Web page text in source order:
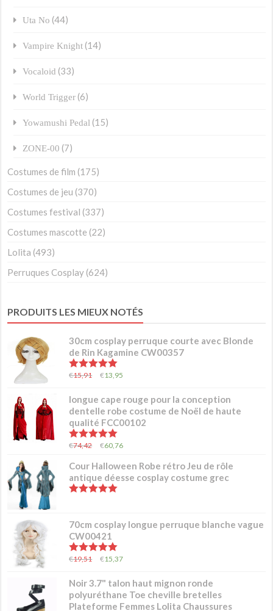
Uta No (44)
Vampire Knight (14)
Vocaloid (33)
World Trigger (6)
Yowamushi Pedal (15)
ZONE-00 (7)
Costumes de film (175)
Costumes de jeu (370)
Costumes festival (337)
Costumes mascotte (22)
Lolita (493)
Perruques Cosplay (624)
PRODUITS LES MIEUX NOTÉS
30cm cosplay perruque courte avec Blonde
de Rin Kagamine CW00357
5.00sur 5
€15,91 €13,95
longue cape rouge pour la conception
dentelle robe costume de Noël de haute
qualité FCC00102
5.00sur 5
€74,42 €60,76
Cour Halloween Robe rétro Jeu de rôle
antique déesse cosplay costume grec
70cm cosplay longue perruque blanche vague
CW00421
5.00 sur 5
€19,51 €15,37
Noir 3.7" talon haut mignon ronde
polyuréthane Toe cheville bretelles
Plateforme Femmes Lolita Chaussures